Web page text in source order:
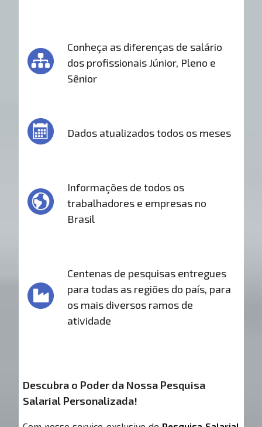
Conheça as diferenças de salário
dos profissionais Júnior, Pleno e
Sênior
Dados atualizados todos os meses
Informações de todos os
trabalhadores e empresas no
Brasil
Centenas de pesquisas entregues
para todas as regiões do país, para
os mais diversos ramos de
atividade
Descubra o Poder da Nossa Pesquisa
Salarial Personalizada!